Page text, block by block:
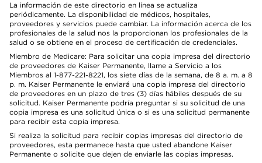
La información de este directorio en línea se actualiza
periódicamente. La disponibilidad de médicos, hospitales,
proveedores y servicios puede cambiar. La información acerca de los
profesionales de la salud nos la proporcionan los profesionales de la
salud o se obtiene en el proceso de certificación de credenciales.
Miembro de Medicare: Para solicitar una copia impresa del directorio
de proveedores de Kaiser Permanente, llame a Servicio a los
Miembros al 1-877-221-8221, los siete días de la semana, de 8 a. m. a 8
p. m. Kaiser Permanente le enviará una copia impresa del directorio
de proveedores en un plazo de tres (3) días hábiles después de su
solicitud. Kaiser Permanente podría preguntar si su solicitud de una
copia impresa es una solicitud única o si es una solicitud permanente
para recibir esta copia impresa.
Si realiza la solicitud para recibir copias impresas del directorio de
proveedores, esta permanece hasta que usted abandone Kaiser
Permanente o solicite que dejen de enviarle las copias impresas.